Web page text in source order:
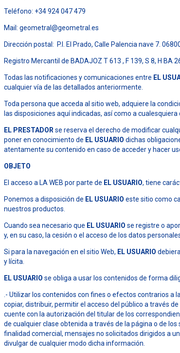
Teléfono: +34 924 047
Mail: geometral@geometral.es
Dirección postal: P.I. El Prado, Calle Palencia nave 7.
Registro Mercantil de BADAJOZ T 613 , F 139, S 8, H BA
Todas las notificaciones y comunicaciones entre EL
cualquier vía de las detallados anteriormente.
Toda persona que acceda al sitio web, adquiere la
las disposiciones aquí indicadas, así como a
EL PRESTADOR se reserva el derecho de modificar
poner en conocimiento de EL USUARIO dichas
atentamente su contenido en caso de acceder y hacer
OBJETO
El acceso a LA WEB por parte de EL USUARIO, tiene
Ponemos a disposición de EL USUARIO este sitio como
nuestros productos.
Cuando sea necesario que EL USUARIO se registre o
y, en su caso, la cesión o el acceso de los datos
Si para la navegación en el sitio Web, EL USUARIO
y lícita.
EL USUARIO se obliga a usar los contenidos de forma
.- Utilizar los contenidos con fines o efectos contrarios a
copiar, distribuir, permitir el acceso del público a través
cuente con la autorización del titular de los
de cualquier clase obtenida a través de la página o de
finalidad comercial, mensajes no solicitados dirigidos a
divulgar de cualquier modo dicha información.